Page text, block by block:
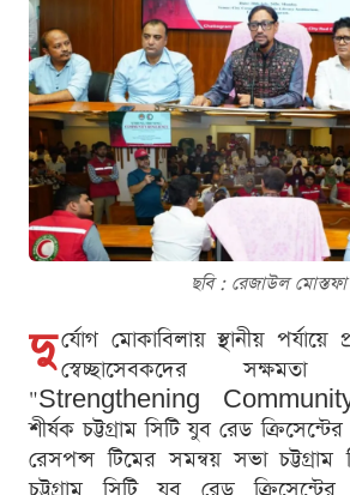
ছবি : রেজাউল মোস্তফা
দু র্যোগ মোকাবিলায় স্থানীয় পর্যায়ে
স্বেচ্ছাসেবকদের
"Strengthening
শীর্ষক চট্টগ্রাম সিটি যুব রেড
রেসপন্স টিমের সমন্বয় সভা